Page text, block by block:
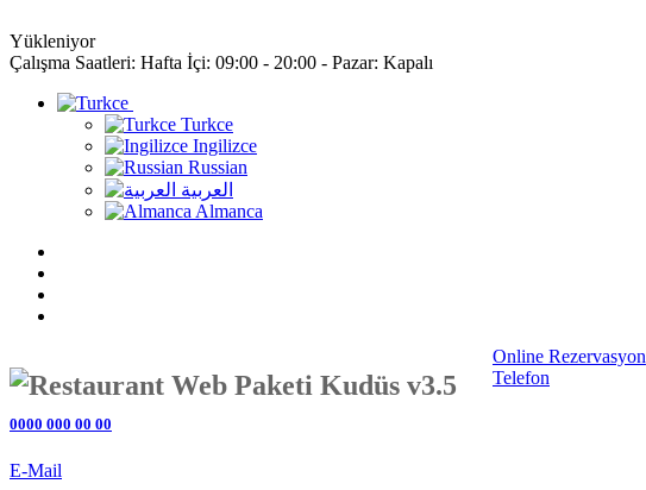
Yükleniyor
Çalışma Saatleri: Hafta İçi: 09:00 - 20:00 - Pazar: Kapalı
Turkce
Ingilizce
Russian
العربية
Almanca
Online Rezervasyon
Telefon
0000 000 00 00
E-Mail